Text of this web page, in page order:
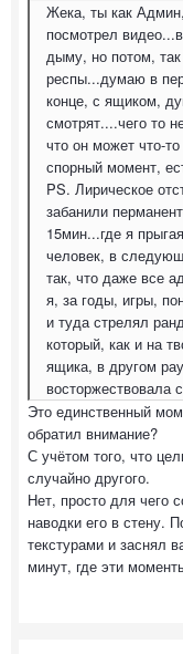
Жека, ты как
посмотрел
дыму, но потом,
респы...думаю в
конце, с ящиком,
смотрят....чего то
что он может что-
спорный момент,
PS. Лирическое
забанили
15мин...где я
человек, в
так, что даже все
я, за годы, игры,
и туда стрелял
который, как и на
ящика, в другом
восторжествовала
Это единственный
обратил внимание?
С учётом того, что
случайно другого.
Нет, просто для чего
наводки его в стену.
текстурами и заснял
минут, где эти